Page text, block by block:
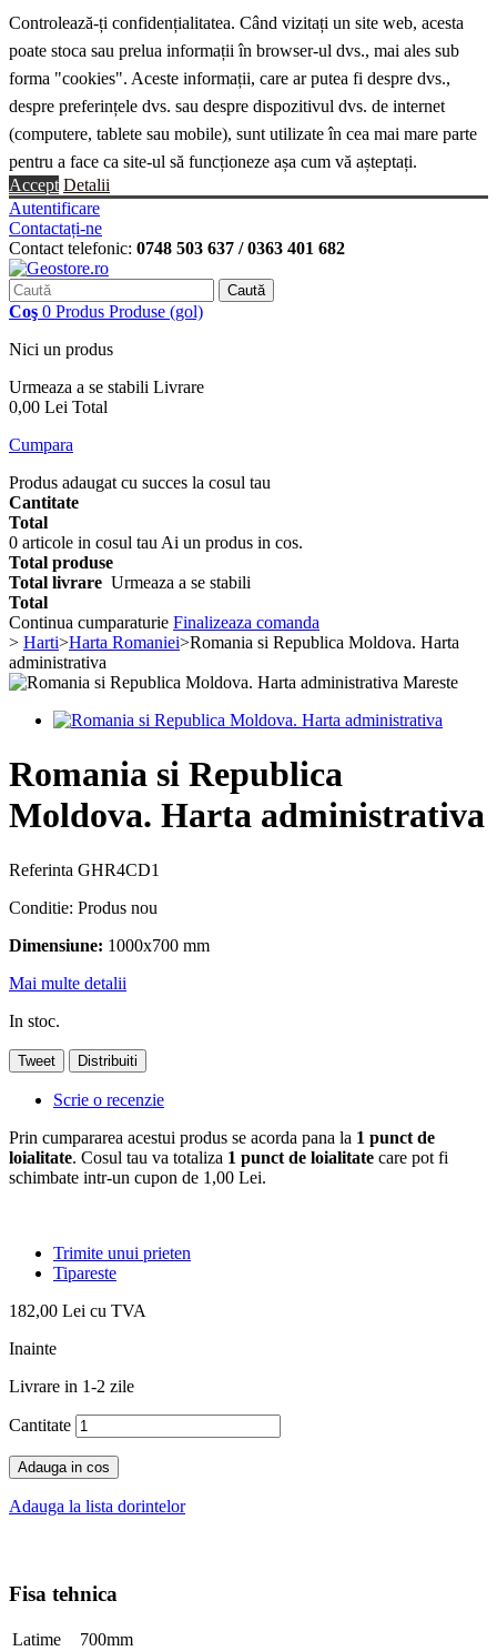
Controlează-ți confidențialitatea. Când vizitați un site web, acesta
poate stoca sau prelua informații în browser-ul dvs., mai ales sub
forma "cookies". Aceste informații, care ar putea fi despre dvs.,
despre preferințele dvs. sau despre dispozitivul dvs. de internet
(computere, tablete sau mobile), sunt utilizate în cea mai mare parte
pentru a face ca site-ul să funcționeze așa cum vă așteptați.
Accept Detalii
Autentificare
Contactați-ne
Contact telefonic: 0748 503 637 / 0363 401 682
Caută
Coş 0 Produs Produse (gol)
Nici un produs
Urmeaza a se stabili Livrare
0,00 Lei Total
Cumpara
Produs adaugat cu succes la cosul tau
Cantitate
Total
0 articole in cosul tau Ai un produs in cos.
Total produse
Total livrare Urmeaza a se stabili
Total
Continua cumparaturie Finalizeaza comanda
> Harti>Harta Romaniei>Romania si Republica Moldova. Harta
administrativa
Mareste
Romania si Republica
Moldova. Harta administrativa
Referinta GHR4CD1
Conditie: Produs nou
Dimensiune: 1000x700 mm
Mai multe detalii
In stoc.
Tweet Distribuiti
Scrie o recenzie
Prin cumpararea acestui produs se acorda pana la 1 punct de
loialitate. Cosul tau va totaliza 1 punct de loialitate care pot fi
schimbate intr-un cupon de 1,00 Lei.
Trimite unui prieten
Tipareste
182,00 Lei cu TVA
Inainte
Livrare in 1-2 zile
Cantitate
Adauga in cos
Adauga la lista dorintelor
Fisa tehnica
Latime
700mm